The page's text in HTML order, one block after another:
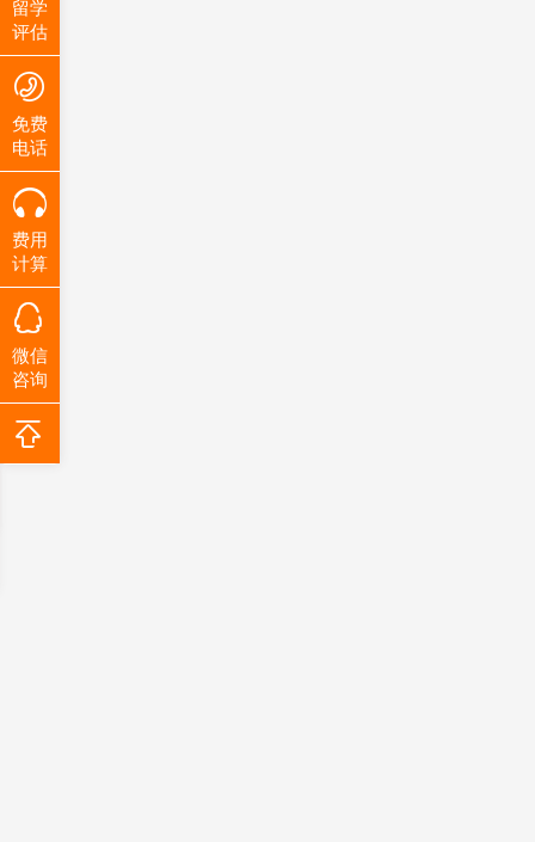
留学
评估
免费
电话
费用
计算
微信
咨询